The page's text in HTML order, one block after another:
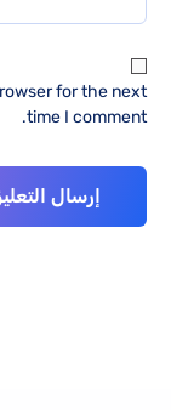
for the next
time I comment.